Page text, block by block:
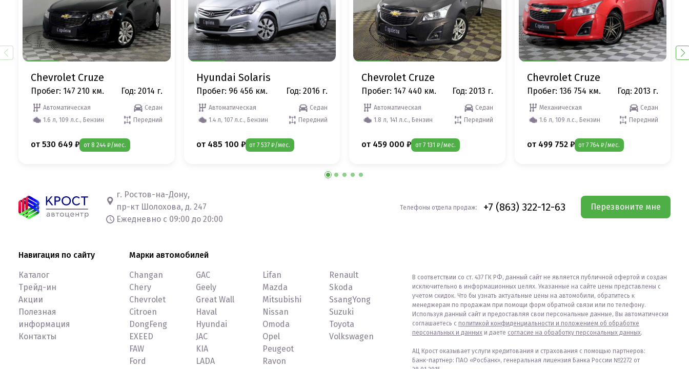
Chevrolet Cruze
Пробег: 147 210 км. Год: 2014 г.
Автоматическая
Седан
1.6 л, 109 л.с., Бензин
Передний
от 530 649 ₽ от 8 244 ₽/мес.
Hyundai Solaris
Пробег: 96 456 км. Год: 2016 г.
Автоматическая
Седан
1.4 л, 107 л.с., Бензин
Передний
от 485 100 ₽ от 7 537 ₽/мес.
Chevrolet Cruze
Пробег: 147 440 км. Год: 2013 г.
Автоматическая
Седан
1.8 л, 141 л.с., Бензин
Передний
от 459 000 ₽ от 7 131 ₽/мес.
Chevrolet Cruze
Пробег: 136 754 км. Год: 2013 г.
Механическая
Седан
1.6 л, 109 л.с., Бензин
Передний
от 499 752 ₽ от 7 764 ₽/мес.
г. Ростов-на-Дону,
пр-кт Шолохова, д. 247
Ежедневно с 09:00 до 20:00
Телефоны отдела продаж: +7 (863) 322-12-63 Перезвоните мне
Навигация по сайту
Каталог
Трейд-ин
Акции
Полезная
информация
Контакты
Марки автомобилей
Changan
Chery
Chevrolet
Citroen
DongFeng
EXEED
FAW
Ford
GAC
Geely
Great Wall
Haval
Hyundai
JAC
KIA
LADA
Lifan
Mazda
Mitsubishi
Nissan
Omoda
Opel
Peugeot
Ravon
Renault
Skoda
SsangYong
Suzuki
Toyota
Volkswagen
В соответствии со ст. 437 ГК РФ, данный сайт не является публичной офертой и создан
исключительно в информационных целях. Указанные на сайте цены представлены с
учетом скидок. Что бы узнать актуальные цены на автомобили, обратитесь к
менеджерам по продажам при помощи форм обратной связи или по телефону.
Используя данный сайт и предоставляя свои персональные данные, Вы автоматически
соглашаетесь с политикой конфиденциальности и положением об обработке
персональных и данных и даете согласие на обработку персональных данных.
АЦ Крост оказывает услуги кредитования и страхования с помощью партнеров:
Банк-партнер: ПАО «Росбанк», генеральная лицензия Банка России №2272 от